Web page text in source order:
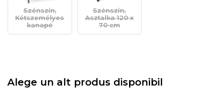
Szénszín,
Kétszemélyes
kanapé
Szénszín,
Asztalka 120 x
70 cm
Alege un alt produs disponibil